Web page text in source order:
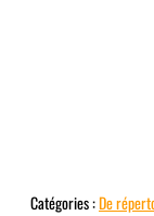
Catégories :De